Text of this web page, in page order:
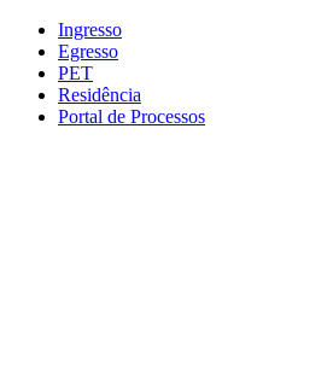
Conteúdo principal
Ingresso
Egresso
PET
Residência
Portal de Processos